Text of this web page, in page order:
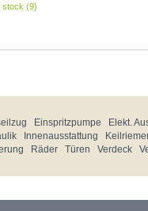
stock (9)
Einspritzpumpe Elekt.
Innenausstattung
Räder Türen Verdeck